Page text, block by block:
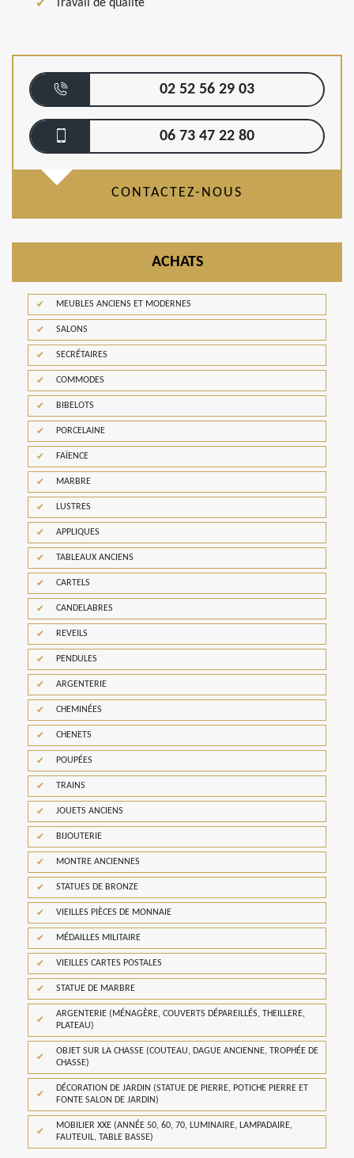
Travail de qualité
02 52 56 29 03
06 73 47 22 80
CONTACTEZ-NOUS
ACHATS
MEUBLES ANCIENS ET MODERNES
SALONS
SECRÉTAIRES
COMMODES
BIBELOTS
PORCELAINE
FAÏENCE
MARBRE
LUSTRES
APPLIQUES
TABLEAUX ANCIENS
CARTELS
CANDELABRES
REVEILS
PENDULES
ARGENTERIE
CHEMINÉES
CHENETS
POUPÉES
TRAINS
JOUETS ANCIENS
BIJOUTERIE
MONTRE ANCIENNES
STATUES DE BRONZE
VIEILLES PIÈCES DE MONNAIE
MÉDAILLES MILITAIRE
VIEILLES CARTES POSTALES
STATUE DE MARBRE
ARGENTERIE (MÉNAGÈRE, COUVERTS DÉPAREILLÉS, THEILLERE,
PLATEAU)
OBJET SUR LA CHASSE (COUTEAU, DAGUE ANCIENNE, TROPHÉE DE
CHASSE)
DÉCORATION DE JARDIN (STATUE DE PIERRE, POTICHE PIERRE ET
FONTE SALON DE JARDIN)
MOBILIER XXE (ANNÉE 50, 60, 70, LUMINAIRE, LAMPADAIRE,
FAUTEUIL, TABLE BASSE)